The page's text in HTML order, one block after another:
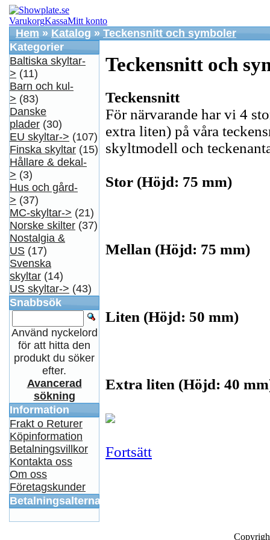
VarukorgKassaMitt konto
Hem » Katalog » Teckensnitt och symboler
Teckensnitt och
Teckensnitt
För närvarande har vi 4
extra liten) på våra
skyltmodell och
Stor (Höjd: 75 mm)
Mellan (Höjd: 75 mm)
Liten (Höjd: 50 mm)
Extra liten (Höjd: 40
Fortsätt
Kategorier
Baltiska skyltar-
> (11)
Barn och kul-
> (83)
Danske
plader (30)
EU skyltar-> (107)
Finska skyltar (15)
Hållare & dekal-
> (3)
Hus och gård-
> (37)
MC-skyltar-> (21)
Norske skilter (37)
Nostalgia &
US (17)
Svenska
skyltar (14)
US skyltar-> (43)
Snabbsök
Använd nyckelord
för att hitta den
produkt du söker
efter.
Avancerad
sökning
Information
Frakt o Returer
Köpinformation
Betalningsvillkor
Kontakta oss
Om oss
Företagskunder
Betalningsalternativ